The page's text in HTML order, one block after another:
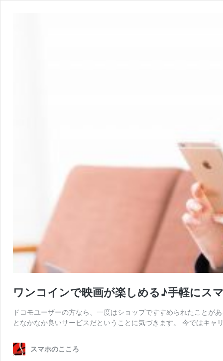
ワンコインで映画が楽しめる♪手軽にス
ドコモユーザーの方なら、一度はショップですすめられたことが
となかなか良いサービスだということに気づきます。 今ではキ
スマホのこころ